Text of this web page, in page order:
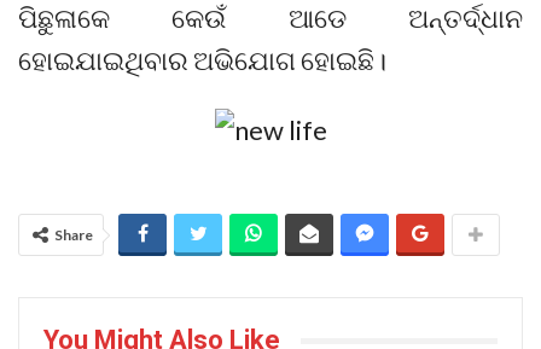
ପିଛୁଳାକେ କେଉଁ ଆଡେ ଅନ୍ତର୍ଦ୍ଧାନ
ହୋଇଯାଇଥିବାର ଅଭିଯୋଗ ହୋଇଛି।
Share
You Might Also Like